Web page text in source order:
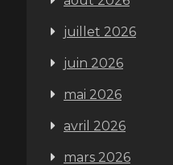
juillet 2026
juin 2026
mai 2026
avril 2026
mars 2026